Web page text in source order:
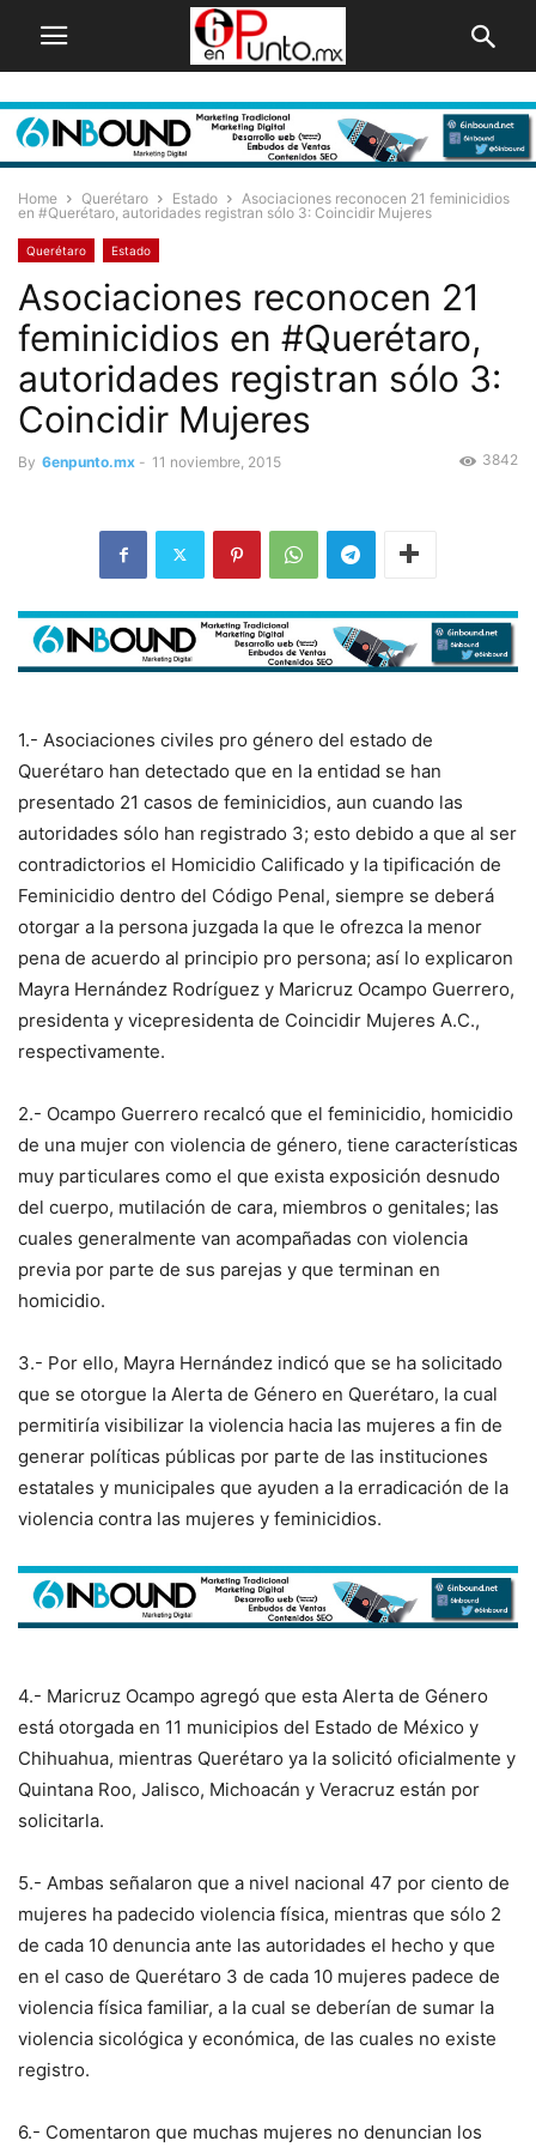
Home Querétaro Estado
Asociaciones reconocen 21 feminicidios
en #Querétaro, autoridades registran sólo 3: Coincidir Mujeres
Querétaro Estado
Asociaciones reconocen 21
feminicidios en #Querétaro,
autoridades registran sólo 3:
Coincidir Mujeres
By 6enpunto.mx - 11 noviembre, 2015 3842
1.- Asociaciones civiles pro género del estado de
Querétaro han detectado que en la entidad se han
presentado 21 casos de feminicidios, aun cuando las
autoridades sólo han registrado 3; esto debido a que al ser
contradictorios el Homicidio Calificado y la tipificación de
Feminicidio dentro del Código Penal, siempre se deberá
otorgar a la persona juzgada la que le ofrezca la menor
pena de acuerdo al principio pro persona; así lo explicaron
Mayra Hernández Rodríguez y Maricruz Ocampo Guerrero,
presidenta y vicepresidenta de Coincidir Mujeres A.C.,
respectivamente.
2.- Ocampo Guerrero recalcó que el feminicidio, homicidio
de una mujer con violencia de género, tiene características
muy particulares como el que exista exposición desnudo
del cuerpo, mutilación de cara, miembros o genitales; las
cuales generalmente van acompañadas con violencia
previa por parte de sus parejas y que terminan en
homicidio.
3.- Por ello, Mayra Hernández indicó que se ha solicitado
que se otorgue la Alerta de Género en Querétaro, la cual
permitiría visibilizar la violencia hacia las mujeres a fin de
generar políticas públicas por parte de las instituciones
estatales y municipales que ayuden a la erradicación de la
violencia contra las mujeres y feminicidios.
4.- Maricruz Ocampo agregó que esta Alerta de Género
está otorgada en 11 municipios del Estado de México y
Chihuahua, mientras Querétaro ya la solicitó oficialmente y
Quintana Roo, Jalisco, Michoacán y Veracruz están por
solicitarla.
5.- Ambas señalaron que a nivel nacional 47 por ciento de
mujeres ha padecido violencia física, mientras que sólo 2
de cada 10 denuncia ante las autoridades el hecho y que
en el caso de Querétaro 3 de cada 10 mujeres padece de
violencia física familiar, a la cual se deberían de sumar la
violencia sicológica y económica, de las cuales no existe
registro.
6.- Comentaron que muchas mujeres no denuncian los